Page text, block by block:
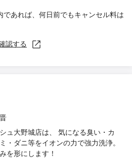
あれば、何日前でもキャンセル料は
認する
ュ大野城店は、 気になる臭い・カ
・ダニ等をイオンの力で強力洗浄。
を形にします！